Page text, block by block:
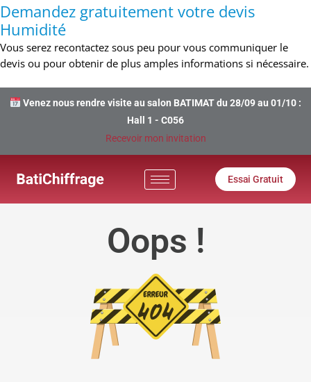
Demandez gratuitement votre devis
Humidité
Vous serez recontactez sous peu pour vous communiquer le
devis ou pour obtenir de plus amples informations si nécessaire.